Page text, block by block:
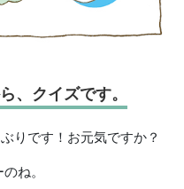
、クイズです。
りです！お元気ですか？
ね。